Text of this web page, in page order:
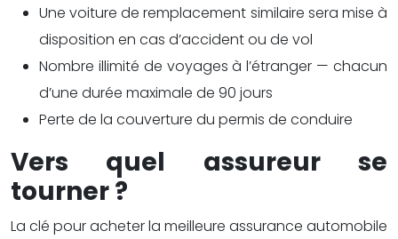
Une voiture de remplacement similaire sera mise à
disposition en cas d’accident ou de vol
Nombre illimité de voyages à l’étranger — chacun
d’une durée maximale de 90 jours
Perte de la couverture du permis de conduire
Vers quel assureur se
tourner ?
La clé pour acheter la meilleure assurance automobile